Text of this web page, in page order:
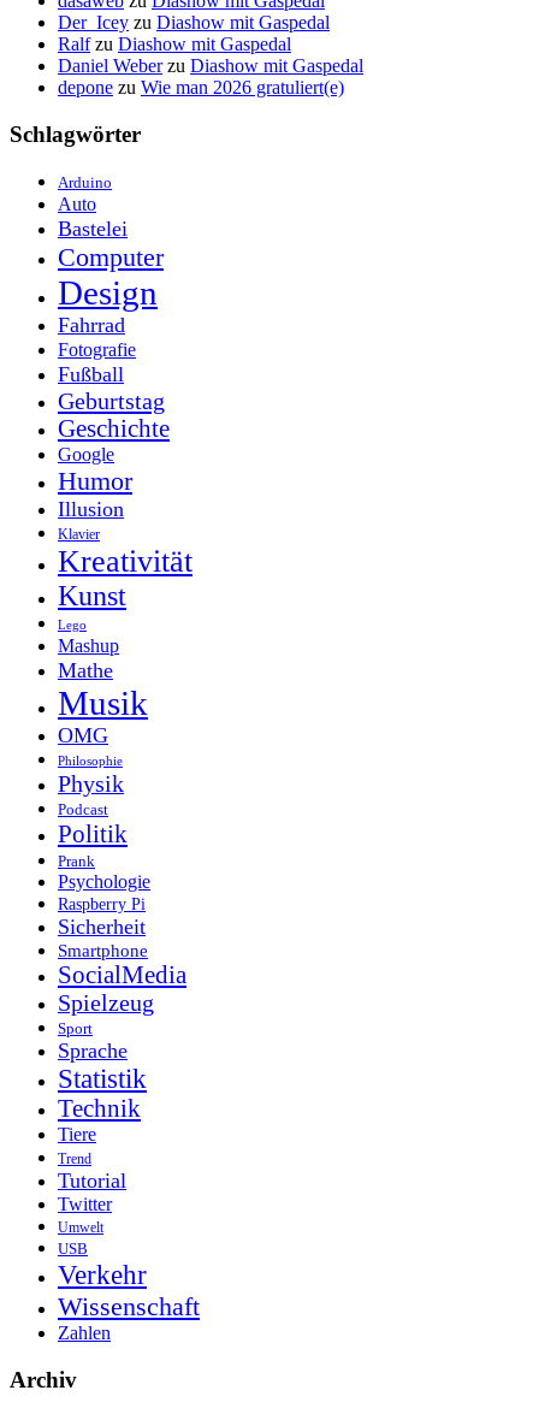
Der_Icey zu Diashow mit Gaspedal
Ralfzu Diashow mit Gaspedal
Daniel Weberzu Diashow mit Gaspedal
depone zu Wie man 2026 gratuliert(e)
Schlagwörter
Arduino
Auto
Bastelei
Computer
Design
Fahrrad
Fotografie
Fußball
Geburtstag
Geschichte
Google
Humor
Illusion
Klavier
Kreativität
Kunst
Lego
Mashup
Mathe
Musik
OMG
Philosophie
Physik
Podcast
Politik
Prank
Psychologie
Raspberry Pi
Sicherheit
Smartphone
SocialMedia
Spielzeug
Sport
Sprache
Statistik
Technik
Tiere
Trend
Tutorial
Twitter
Umwelt
USB
Verkehr
Wissenschaft
Zahlen
Archiv